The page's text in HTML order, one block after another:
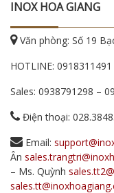
INOX HOA GIANG
Văn phòng: Số 19
HOTLINE: 0918311491
Sales: 0938791298 –
Điện thoại:
Email:
Ân
– Ms. Quỳnh